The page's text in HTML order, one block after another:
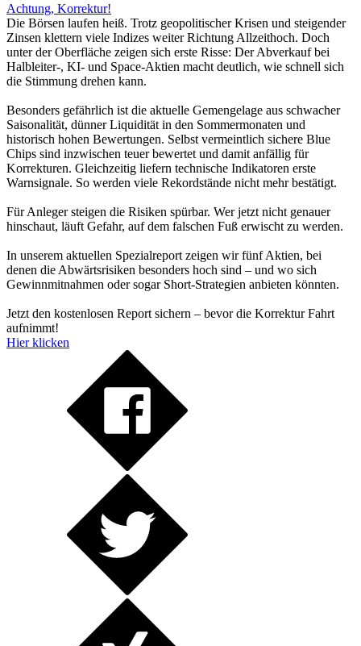
Achtung, Korrektur!
Die Börsen laufen heiß. Trotz geopolitischer Krisen und steigender
Zinsen klettern viele Indizes weiter Richtung Allzeithoch. Doch
unter der Oberfläche zeigen sich erste Risse: Der Abverkauf bei
Halbleiter-, KI- und Space-Aktien macht deutlich, wie schnell sich
die Stimmung drehen kann.
Besonders gefährlich ist die aktuelle Gemengelage aus schwacher
Saisonalität, dünner Liquidität in den Sommermonaten und
historisch hohen Bewertungen. Selbst vermeintlich sichere Blue
Chips sind inzwischen teuer bewertet und damit anfällig für
Korrekturen. Gleichzeitig liefern technische Indikatoren erste
Warnsignale. So werden viele Rekordstände nicht mehr bestätigt.
Für Anleger steigen die Risiken spürbar. Wer jetzt nicht genauer
hinschaut, läuft Gefahr, auf dem falschen Fuß erwischt zu werden.
In unserem aktuellen Spezialreport zeigen wir fünf Aktien, bei
denen die Abwärtsrisiken besonders hoch sind – und wo sich
Gewinnmitnahmen oder sogar Short-Strategien anbieten könnten.
Jetzt den kostenlosen Report sichern – bevor die Korrektur Fahrt
aufnimmt!
Hier klicken